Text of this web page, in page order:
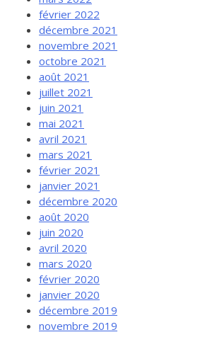
février 2022
décembre 2021
novembre 2021
octobre 2021
août 2021
juillet 2021
juin 2021
mai 2021
avril 2021
mars 2021
février 2021
janvier 2021
décembre 2020
août 2020
juin 2020
avril 2020
mars 2020
février 2020
janvier 2020
décembre 2019
novembre 2019